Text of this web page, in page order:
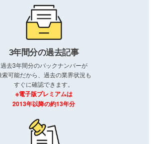
3年間分の過去記事
過去3年間分のバックナンバーが
索可能だから、過去の業界状況も
すぐに確認できます。
※電子版プレミアムは
2013年以降の約13年分